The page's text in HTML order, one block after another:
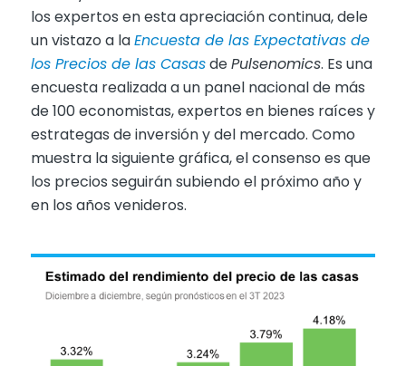
los expertos en esta apreciación continua, dele
un vistazo a laEncuesta de las Expectativas de
los Precios de las CasasdePulsenomics. Es una
encuesta realizada a un panel nacional de más
de 100 economistas, expertos en bienes raíces y
estrategas de inversión y del mercado. Como
muestra la siguiente gráfica, el consenso es que
los precios seguirán subiendo el próximo año y
en los años venideros.